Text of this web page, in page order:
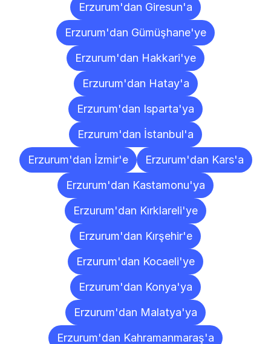
Erzurum'dan Giresun'a
Erzurum'dan Gümüşhane'ye
Erzurum'dan Hakkari'ye
Erzurum'dan Hatay'a
Erzurum'dan Isparta'ya
Erzurum'dan İstanbul'a
Erzurum'dan İzmir'e
Erzurum'dan Kars'a
Erzurum'dan Kastamonu'ya
Erzurum'dan Kırklareli'ye
Erzurum'dan Kırşehir'e
Erzurum'dan Kocaeli'ye
Erzurum'dan Konya'ya
Erzurum'dan Malatya'ya
Erzurum'dan Kahramanmaraş'a